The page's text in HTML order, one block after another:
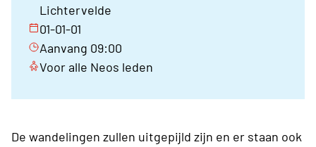
Lichtervelde
01-01-01
Aanvang 09:00
Voor alle Neos leden
De wandelingen zullen uitgepijld zijn en er staan ook